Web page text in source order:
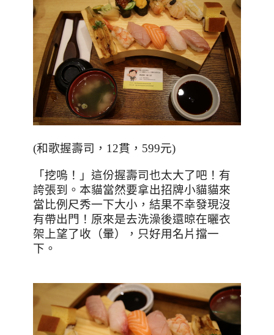
(和歌握壽司， 12貫， 599元)
「挖嗚！」這份握壽司也太大了吧！有
誇張到。本貓當然要拿出招牌小貓貓來
當比例尺秀一下大小，結果不幸發現沒
有帶出門！原來是去洗澡後還晾在曬衣
架上望了收（暈），只好用名片擋一
下。